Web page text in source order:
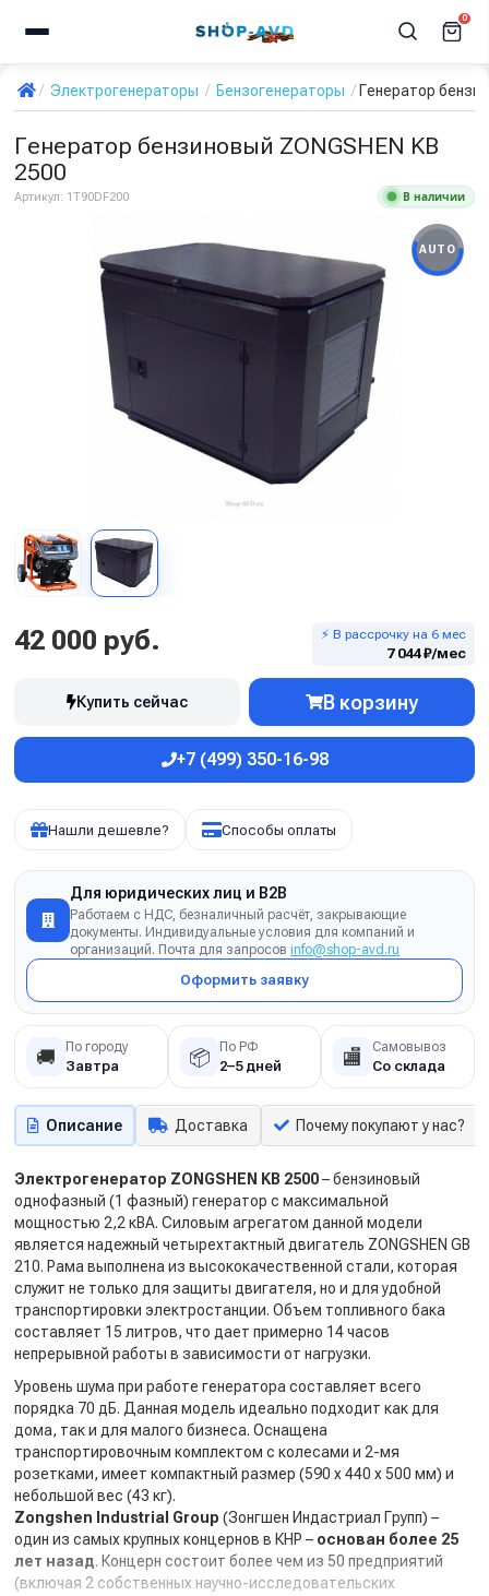
0
Электрогенераторы Бензогенераторы Генератор
Генератор бензиновый ZONGSHEN KB
2500
Артикул: 1T90DF200 В наличии
AUTO
42 000 руб. ⚡ В рассрочку на 6 мес
7 044 ₽/мес
Купить сейчас В корзину
+7 (499) 350-16-98
Нашли дешевле? Способы оплаты
Для юридических лиц и B2B
Работаем с НДС, безналичный расчёт, закрывающие
документы. Индивидуальные условия для компаний и
организаций. Почта для запросов info@shop-avd.ru
Оформить заявку
🚚 По городу
Завтра 📦 По РФ
2–5 дней 🏬 Самовывоз
Со склада
Описание Доставка Почему покупают у нас?
Электрогенератор ZONGSHEN KB 2500– бензиновый
однофазный (1 фазный) генератор с максимальной
мощностью 2,2 кВА. Силовым агрегатом данной модели
является надежный четырехтактный двигатель ZONGSHEN GB
210. Рама выполнена из высококачественной стали, которая
служит не только для защиты двигателя, но и для удобной
транспортировки электростанции. Объем топливного бака
составляет 15 литров, что дает примерно 14 часов
непрерывной работы в зависимости от нагрузки.
Уровень шума при работе генератора составляет всего
порядка 70 дБ. Данная модель идеально подходит как для
дома, так и для малого бизнеса. Оснащена
транспортировочным комплектом с колесами и 2-мя
розетками, имеет компактный размер (590 х 440 х 500 мм) и
небольшой вес (43 кг).
Zongshen Industrial Group (Зонгшен Индастриал Групп) –
один из самых крупных концернов в КНР – основан более 25
лет назад. Концерн состоит более чем из 50 предприятий
(включая 2 собственных научно-исследовательских